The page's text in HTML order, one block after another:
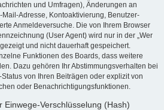
und Umfragen), Änderungen an
Adresse, Kontoaktivierung, Benutzer-
Anmeldeversuche. Die von Ihrem Browser
(User Agent) wird nur in der „Wer
und nicht dauerhaft gespeichert.
Funktionen des Boards, dass weitere
Dazu gehören Ihr Abstimmungsverhalten bei
von Ihren Beiträgen oder explizit von
oder Benachrichtigungsfunktionen.
Einwege-Verschlüsselung (Hash)